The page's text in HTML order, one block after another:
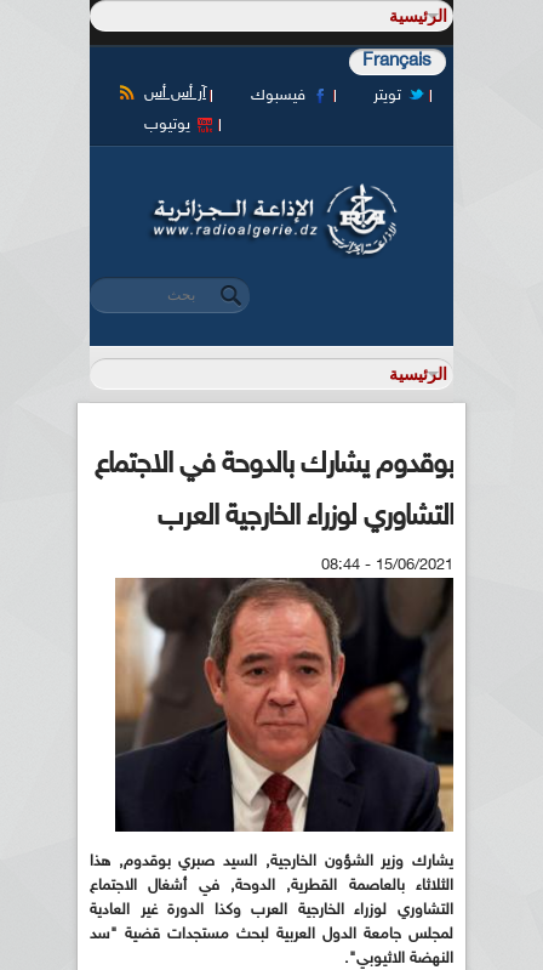
Français
آر أس أس فيسبوك
تويتر
يوتيوب
استمارة البحث
‏بحث ‏
بوقدوم يشارك بالدوحة في الاجتماع
التشاوري لوزراء الخارجية العرب
15/06/2021 - 08:44
يشارك وزير الشؤون الخارجية, السيد صبري بوقدوم, هذا
الثلاثاء بالعاصمة القطرية, الدوحة, في أشغال الاجتماع
التشاوري لوزراء الخارجية العرب وكذا الدورة غير العادية
لمجلس جامعة الدول العربية لبحث مستجدات قضية "سد
النهضة الاثيوبي".